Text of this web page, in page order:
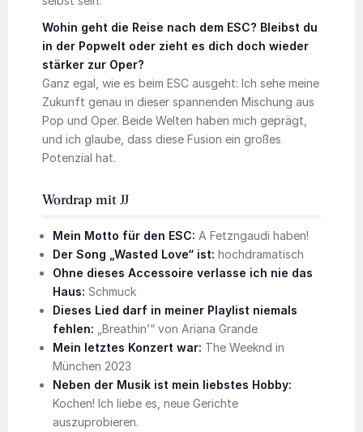
Wohin geht die Reise nach dem ESC? Bleibst du
in der Popwelt oder zieht es dich doch wieder
stärker zur Oper?
Ganz egal, wie es beim ESC ausgeht: Ich sehe meine
Zukunft genau in dieser spannenden Mischung aus
Pop und Oper. Beide Welten haben mich geprägt,
und ich glaube, dass diese Fusion ein großes
Potenzial hat.
Wordrap mit JJ
Mein Motto für den ESC: A Fetzngaudi haben!
Der Song „Wasted Love“ ist: hochdramatisch
Ohne dieses Accessoire verlasse ich nie das
Haus: Schmuck
Dieses Lied darf in meiner Playlist niemals
fehlen:
„Breathin’“ von Ariana Grande
Mein letztes Konzert war: The Weeknd in
München 2023
Neben der Musik ist mein liebstes Hobby:
Kochen! Ich liebe es, neue Gerichte
auszuprobieren.